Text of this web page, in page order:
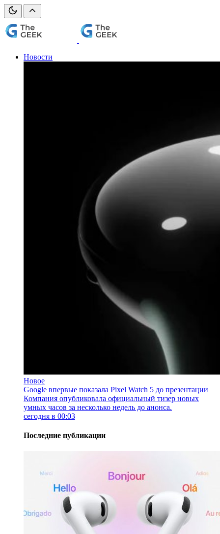
Новости
Новое
Google впервые показала Pixel Watch 5 до презентации
Компания опубликовала официальный тизер новых
умных часов за несколько недель до анонса.
сегодня в 00:03
Последние публикации